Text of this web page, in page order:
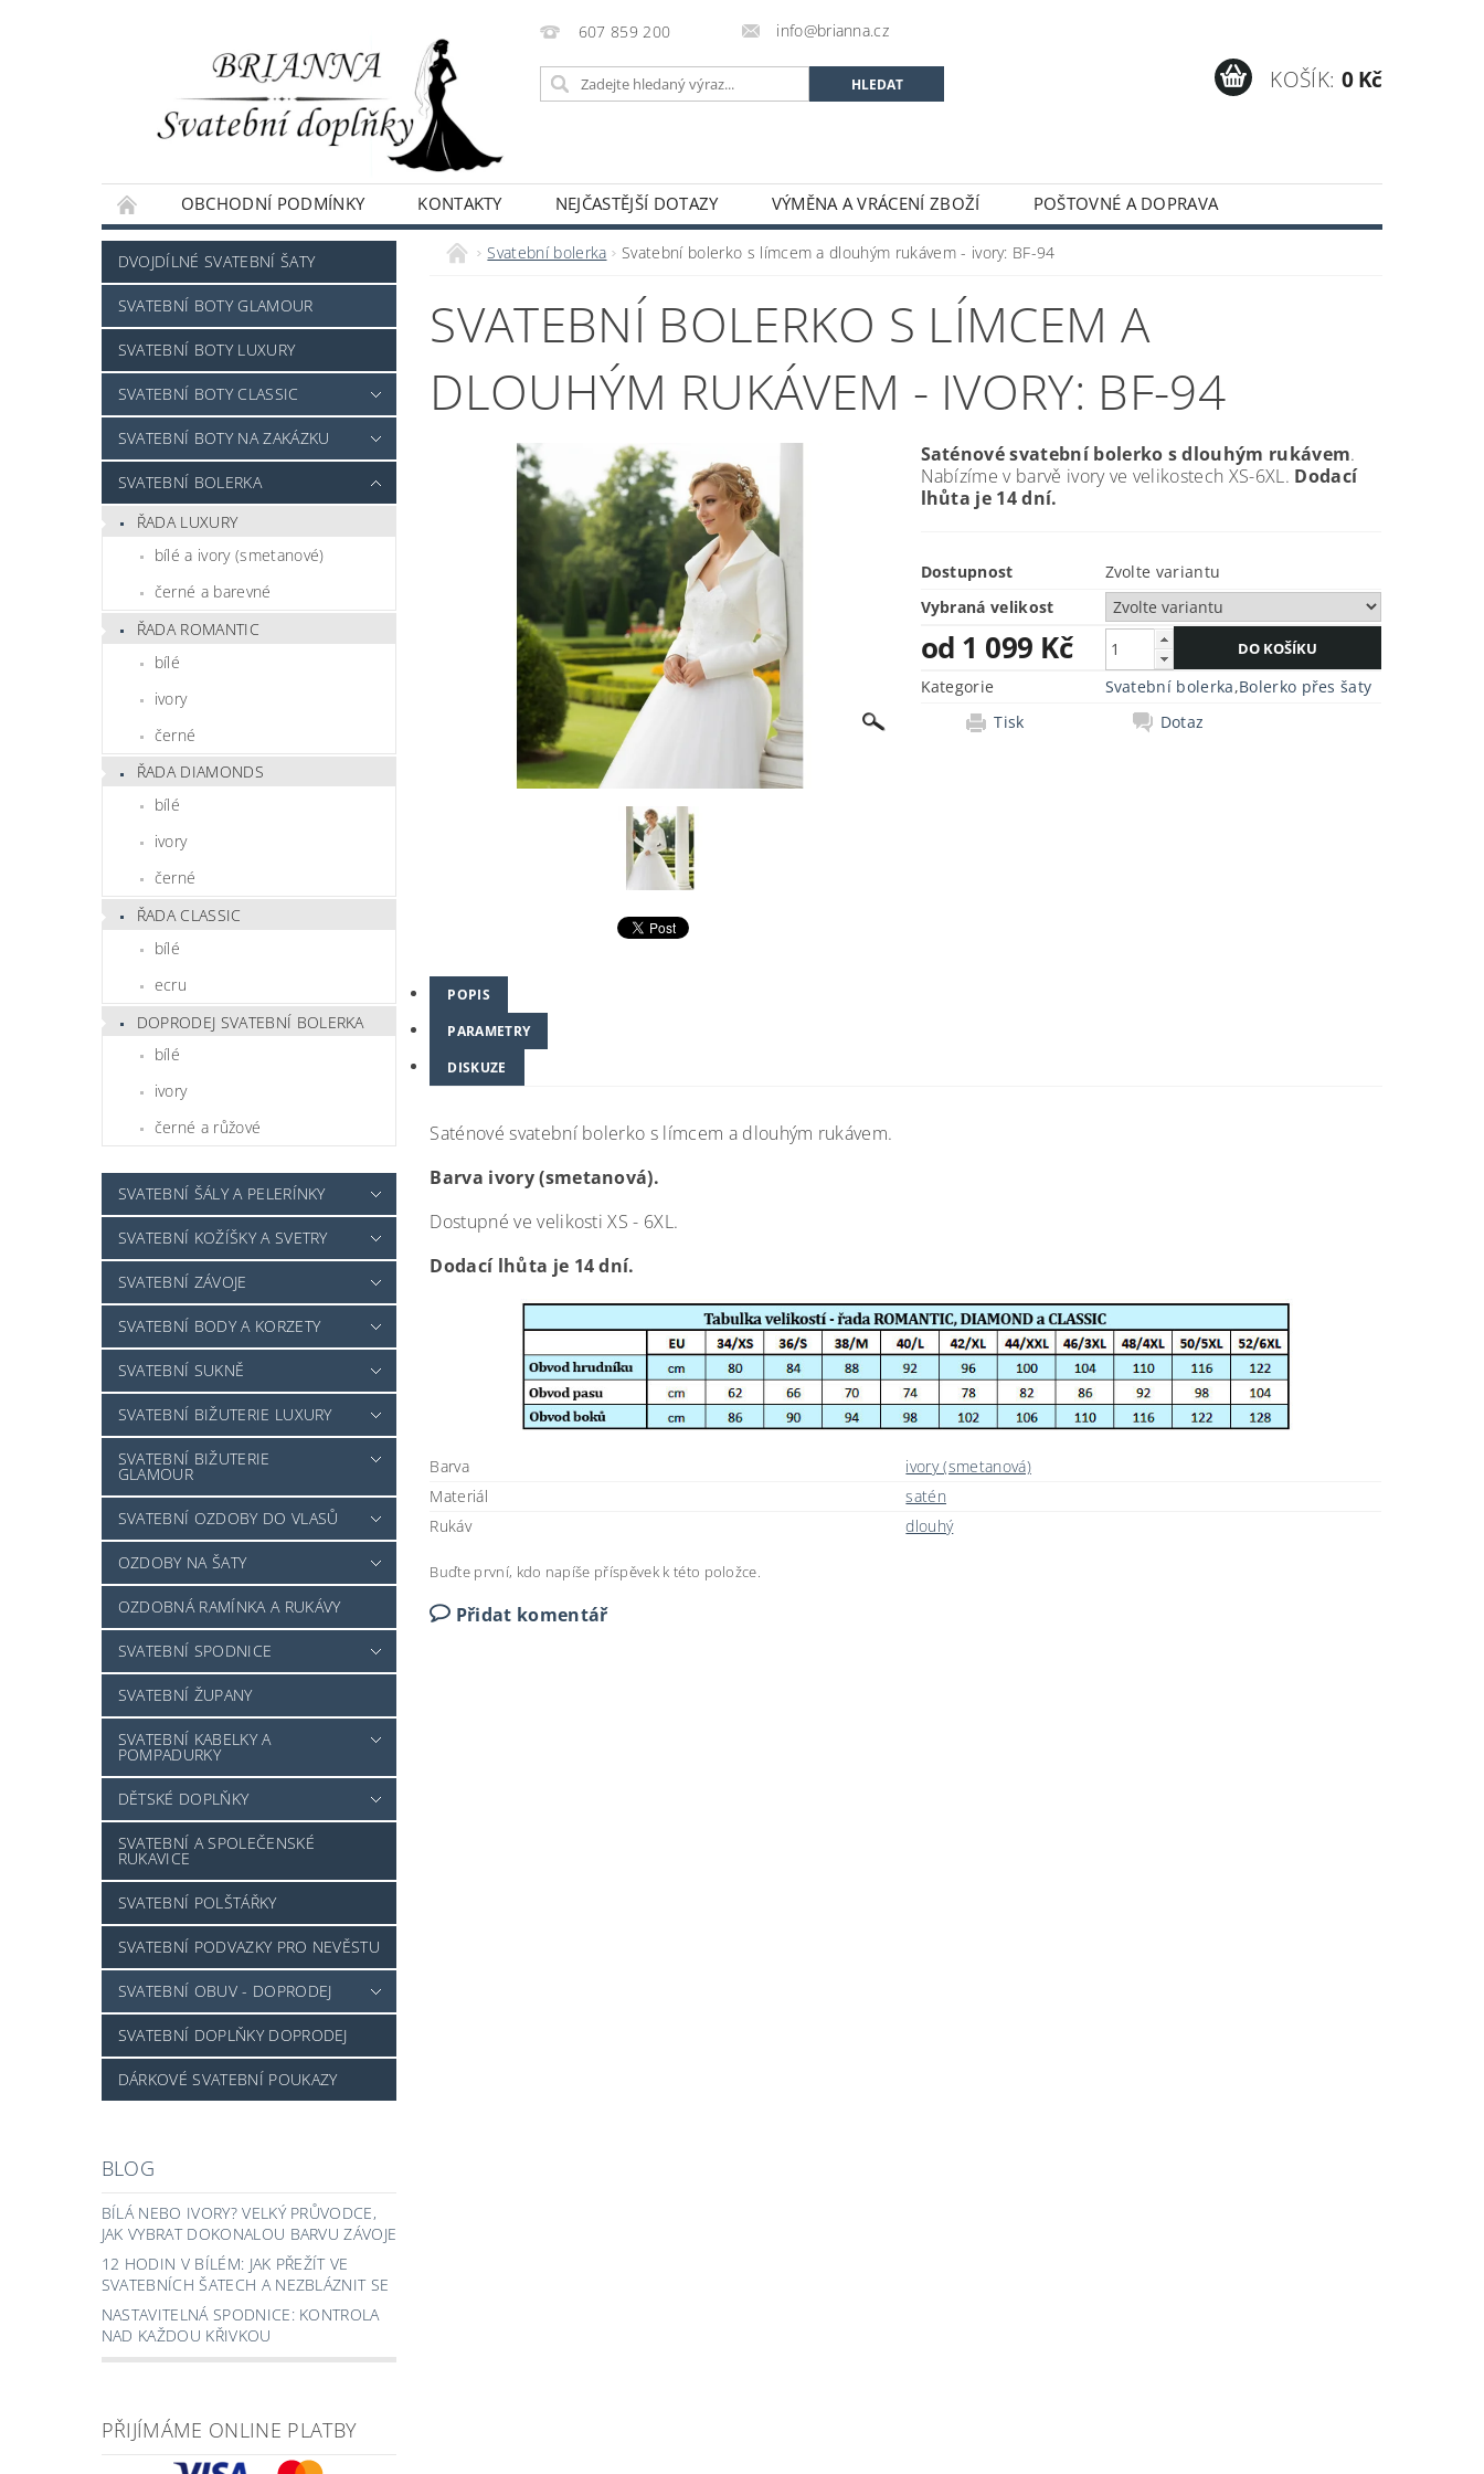
607 859 200 info@brianna.cz
KOŠÍK: 0 Kč
OBCHODNÍ PODMÍNKY KONTAKTY NEJČASTĚJŠÍ DOTAZY VÝMĚNA A VRÁCENÍ ZBOŽÍ
POŠTOVNÉ A DOPRAVA
NAPIŠTE NÁM
DVOJDÍLNÉ SVATEBNÍ ŠATY
SVATEBNÍ BOTY GLAMOUR
SVATEBNÍ BOTY LUXURY
SVATEBNÍ BOTY CLASSIC
SVATEBNÍ BOTY NA ZAKÁZKU
SVATEBNÍ BOLERKA
ŘADA LUXURY
bílé a ivory (smetanové)
černé a barevné
ŘADA ROMANTIC
bílé
ivory
černé
ŘADA DIAMONDS
bílé
ivory
černé
ŘADA CLASSIC
bílé
ecru
DOPRODEJ SVATEBNÍ BOLERKA
bílé
ivory
černé a růžové
SVATEBNÍ ŠÁLY A PELERÍNKY
SVATEBNÍ KOŽÍŠKY A SVETRY
SVATEBNÍ ZÁVOJE
SVATEBNÍ BODY A KORZETY
SVATEBNÍ SUKNĚ
SVATEBNÍ BIŽUTERIE LUXURY
SVATEBNÍ BIŽUTERIE
GLAMOUR
SVATEBNÍ OZDOBY DO VLASŮ
OZDOBY NA ŠATY
OZDOBNÁ RAMÍNKA A RUKÁVY
SVATEBNÍ SPODNICE
SVATEBNÍ ŽUPANY
SVATEBNÍ KABELKY A
POMPADURKY
DĚTSKÉ DOPLŇKY
SVATEBNÍ A SPOLEČENSKÉ
RUKAVICE
SVATEBNÍ POLŠTÁŘKY
SVATEBNÍ PODVAZKY PRO NEVĚSTU
SVATEBNÍ OBUV - DOPRODEJ
SVATEBNÍ DOPLŇKY DOPRODEJ
DÁRKOVÉ SVATEBNÍ POUKAZY
BLOG
BÍLÁ NEBO IVORY? VELKÝ PRŮVODCE,
JAK VYBRAT DOKONALOU BARVU ZÁVOJE
12 HODIN V BÍLÉM: JAK PŘEŽÍT VE
SVATEBNÍCH ŠATECH A NEZBLÁZNIT SE
NASTAVITELNÁ SPODNICE: KONTROLA
NAD KAŽDOU KŘIVKOU
PŘIJÍMÁME ONLINE PLATBY
Svatební bolerka Svatební bolerko s límcem a dlouhým rukávem - ivory: BF-94
SVATEBNÍ BOLERKO S LÍMCEM A
DLOUHÝM RUKÁVEM - IVORY: BF-94
Saténové svatební bolerko s dlouhým rukávem.
Nabízíme v barvě ivory ve velikostech XS-6XL. Dodací
lhůta je 14 dní.
Dostupnost
Zvolte variantu
Vybraná velikost
od 1 099 Kč
Kategorie Svatební bolerka,Bolerko přes šaty
Tisk
Dotaz
POPIS
PARAMETRY
DISKUZE
Saténové svatební bolerko s límcem a dlouhým rukávem.
Barva ivory (smetanová).
Dostupné ve velikosti XS - 6XL.
Dodací lhůta je 14 dní.
Barva
ivory (smetanová)
Materiál
satén
Rukáv
dlouhý
Buďte první, kdo napíše příspěvek k této položce.
Přidat komentář